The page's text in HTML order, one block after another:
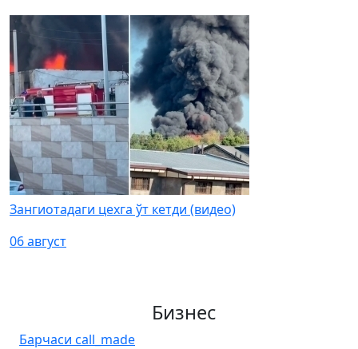
Зангиотадаги цехга ўт кетди (видео)
06 август
Бизнес
Барчаси call_made